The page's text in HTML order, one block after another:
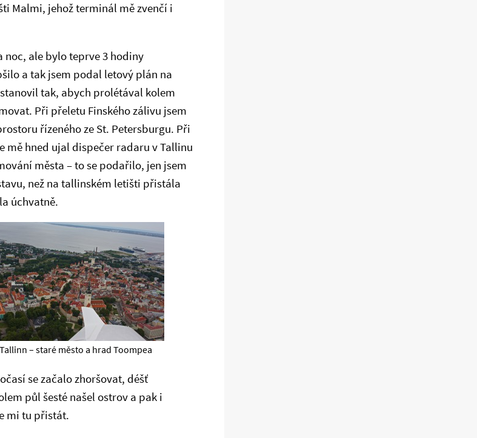
Malmi, jehož terminál mě zvenčí i
noc, ale bylo teprve 3 hodiny
a tak jsem podal letový plán na
tak, abych prolétával kolem
Při přeletu Finského zálivu jsem
řízeného ze St. Petersburgu. Při
mě hned ujal dispečer radaru v Tallinu
města – to se podařilo, jen jsem
než na tallinském letišti přistála
úchvatně.
Tallinn – staré město a hrad Toompea
se začalo zhoršovat, déšť
půl šesté našel ostrov a pak i
mi tu přistát.